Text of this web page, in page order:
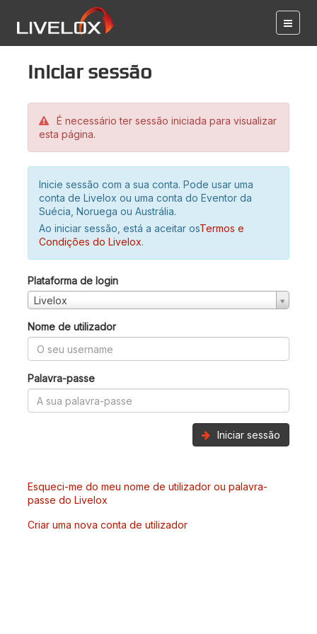
Iniciar sessão
É necessário ter sessão iniciada para visualizar
esta página.
Inicie sessão com a sua conta. Pode usar uma
conta de Livelox ou uma conta do Eventor da
Suécia, Noruega ou Austrália.
Ao iniciar sessão, está a aceitar osTermos e
Condições do Livelox.
Plataforma de login
Livelox
Nome de utilizador
Palavra-passe
Iniciar sessão
Esqueci-me do meu nome de utilizador ou palavra-
passe do Livelox
Criar uma nova conta de utilizador